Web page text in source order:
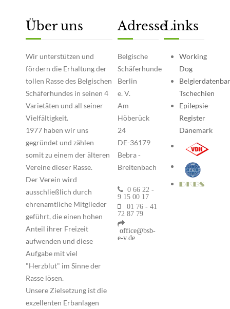
Über uns
Wir unterstützen und
fördern die Erhaltung der
tollen Rasse des Belgischen
Schäferhundes in seinen 4
Varietäten und all seiner
Vielfältigkeit.
1977 haben wir uns
gegründet und zählen
somit zu einem der älteren
Vereine dieser Rasse.
Der Verein wird
ausschließlich durch
ehrenamtliche Mitglieder
geführt, die einen hohen
Anteil ihrer Freizeit
aufwenden und diese
Aufgabe mit viel
"Herzblut" im Sinne der
Rasse lösen.
Unsere Zielsetzung ist die
exzellenten Erbanlagen
Adresse
Belgische
Schäferhunde
Berlin
e. V.
Am
Höberück
24
DE-36179
Bebra -
Breitenbach
0 66 22 -
9 15 00 17
01 76 - 41
72 87 79
office@bsb-
e-v.de
Links
Working
Dog
Tschechien
Epilepsie-
Register
Dänemark